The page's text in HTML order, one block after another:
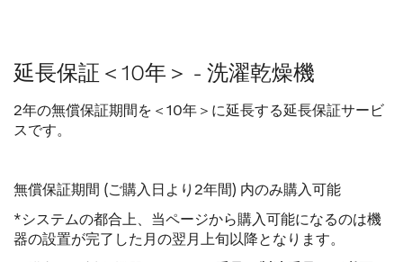
延長保証＜10年＞ - 洗濯乾燥機
2年の無償保証期間を＜10年＞に延長する延長保証サービ
スです。
無償保証期間 (ご購入日より2年間) 内のみ購入可能
*システムの都合上、当ページから購入可能になるのは機
器の設置が完了した月の翌月上旬以降となります。